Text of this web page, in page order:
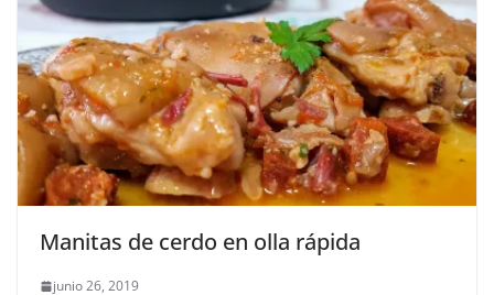
Manitas de cerdo en olla rápida
junio 26, 2019